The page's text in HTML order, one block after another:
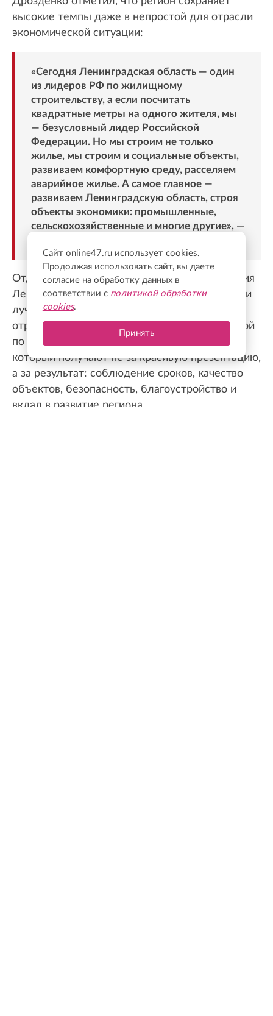
высокие темпы даже в непростой для отрасли
экономической ситуации:
«Сегодня Ленинградская область — один
из лидеров РФ по жилищному
строительству, а если посчитать
квадратные метры на одного жителя, мы
— безусловный лидер Российской
Федерации. Но мы строим не только
жилье, мы строим и социальные объекты,
развиваем комфортную среду, расселяем
аварийное жилье. А самое главное —
развиваем Ленинградскую область, строя
объекты экономики: промышленные,
сельскохозяйственные и многие другие», —
Отдельной частью праздника стала церемония
ЛенОблСоюзСтроя. В 15 номинациях выбрали
лучшие компании, проекты и специалистов
отрасли по итогам 2025 года. Главной наградой
по традиции стал бронзовый бобр — знак,
который получают не за красивую презентацию,
а за результат: соблюдение сроков, качество
объектов, безопасность, благоустройство и
вклад в развитие региона.
Сайт online47.ru использует cookies.
Продолжая использовать сайт, вы даете
согласие на обработку данных в
соответствии с политикой обработки
cookies.
Принять